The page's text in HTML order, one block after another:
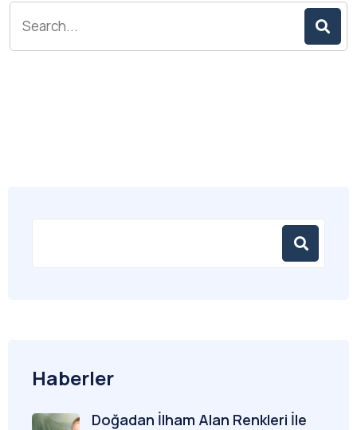
Haberler
Doğadan İlham Alan Renkleri İle